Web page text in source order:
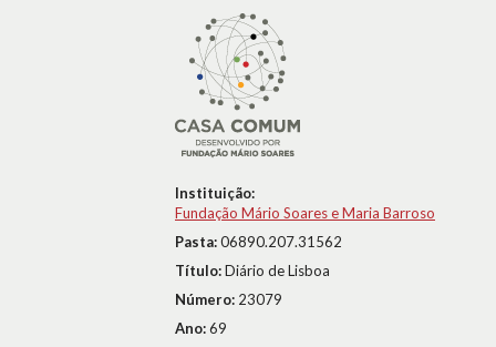
Instituição:
Fundação Mário Soares e Maria Barroso
Pasta:06890.207.31562
Título:Diário de Lisboa
Número: 23079
Ano:69